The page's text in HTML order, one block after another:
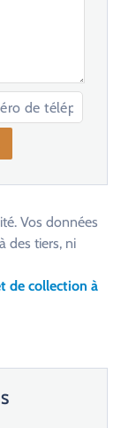
Vos données
des tiers, ni
de collection à